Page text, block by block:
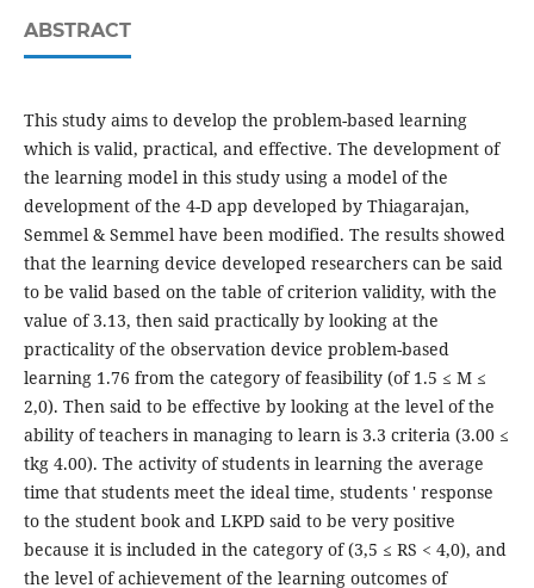
ABSTRACT
This study aims to develop the problem-based learning
which is valid, practical, and effective. The development of
the learning model in this study using a model of the
development of the 4-D app developed by Thiagarajan,
Semmel & Semmel have been modified. The results showed
that the learning device developed researchers can be said
to be valid based on the table of criterion validity, with the
value of 3.13, then said practically by looking at the
practicality of the observation device problem-based
learning 1.76 from the category of feasibility (of 1.5 ≤ M ≤
2,0). Then said to be effective by looking at the level of the
ability of teachers in managing to learn is 3.3 criteria (3.00 ≤
tkg 4.00). The activity of students in learning the average
time that students meet the ideal time, students ' response
to the student book and LKPD said to be very positive
because it is included in the category of (3,5 ≤ RS < 4,0), and
the level of achievement of the learning outcomes of